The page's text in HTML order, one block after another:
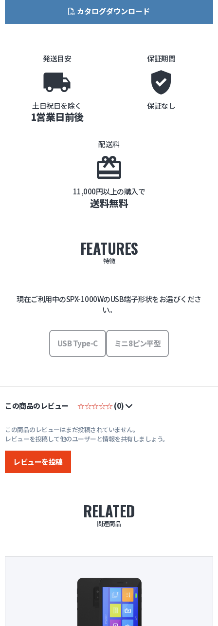
カタログダウンロード
発送目安
local_shipping
土日祝日を除く
1営業日前後
保証期間
gpp_good
保証なし
配送料
card_giftcard
11,000円以上の購入で
送料無料
FEATURES
特徴
現在ご利用中のSPX-1000WのUSB端子形状をお選びくださ
い。
USB Type-C ミニ8ピン平型
この商品のレビュー ☆☆☆☆☆(0)
この商品のレビューはまだ投稿されていません。
レビューを投稿して他のユーザーと情報を共有しましょう。
レビューを投稿
RELATED
関連商品